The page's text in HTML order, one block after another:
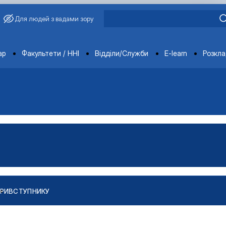
Для людей з вадами зору
Факультети / ННІ Відділи/Служби E-learn
ВСТУПНИКУ